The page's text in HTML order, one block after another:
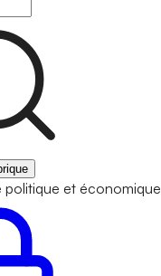
politique et économique